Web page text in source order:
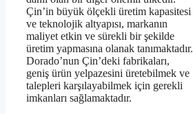
Çin’in büyük ölçekli üretim kapasitesi
ve teknolojik altyapısı, markanın
maliyet etkin ve sürekli bir şekilde
üretim yapmasına olanak tanımaktadır.
Dorado’nun Çin’deki fabrikaları,
geniş ürün yelpazesini üretebilmek ve
talepleri karşılayabilmek için gerekli
imkanları sağlamaktadır.